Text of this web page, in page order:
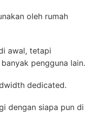
oleh rumah
awal, tetapi
pengguna lain.
dedicated.
dengan siapa pun di